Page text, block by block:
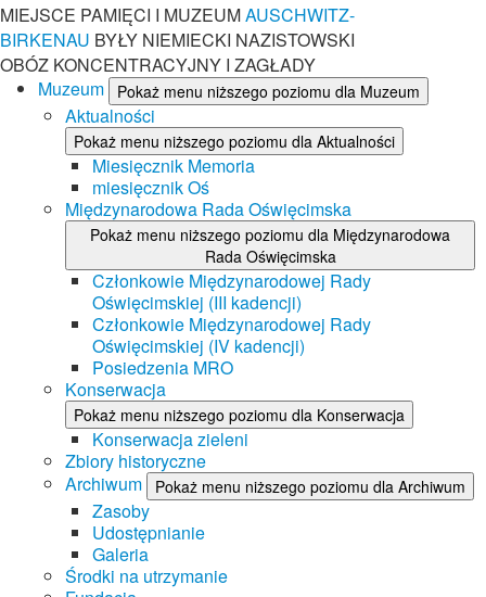
MIEJSCE PAMIĘCI I MUZEUMAUSCHWITZ-
BIRKENAU BYŁY NIEMIECKI NAZISTOWSKI
OBÓZ KONCENTRACYJNY I ZAGŁADY
Muzeum
Pokaż menu niższego poziomu dla Muzeum
Aktualności
Pokaż menu niższego poziomu dla Aktualności
Miesięcznik Memoria
miesięcznik Oś
Międzynarodowa Rada Oświęcimska
Pokaż menu niższego poziomu dla Międzynarodowa
Rada Oświęcimska
Członkowie Międzynarodowej Rady
Oświęcimskiej (III kadencji)
Członkowie Międzynarodowej Rady
Oświęcimskiej (IV kadencji)
Posiedzenia MRO
Konserwacja
Pokaż menu niższego poziomu dla Konserwacja
Konserwacja zieleni
Zbiory historyczne
Archiwum
Pokaż menu niższego poziomu dla Archiwum
Zasoby
Udostępnianie
Galeria
Środki na utrzymanie